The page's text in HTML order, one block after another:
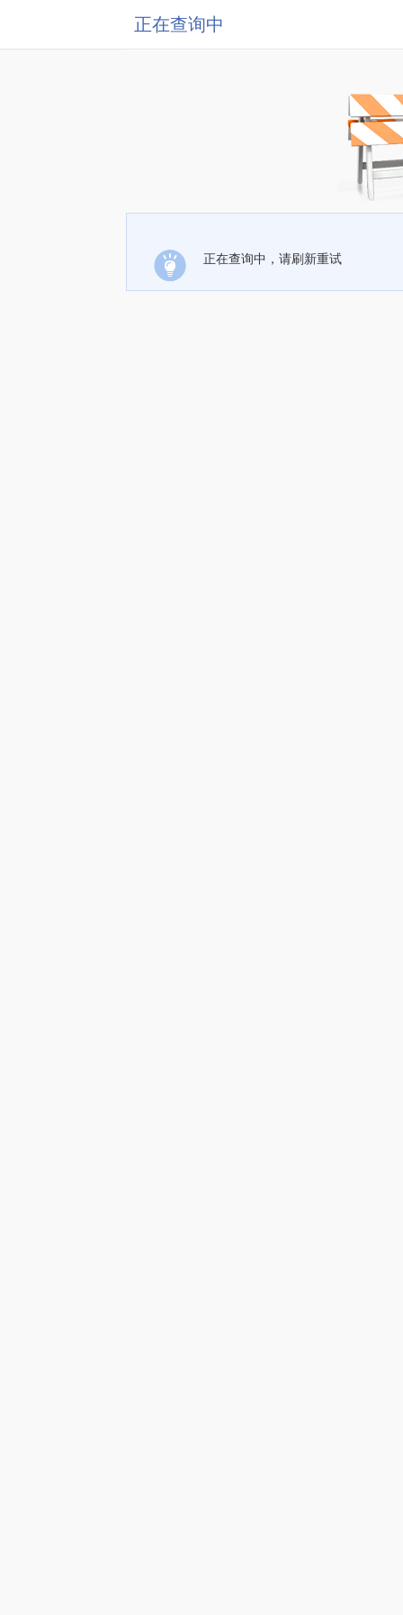
正在查询中
正在查询中，请刷新重试